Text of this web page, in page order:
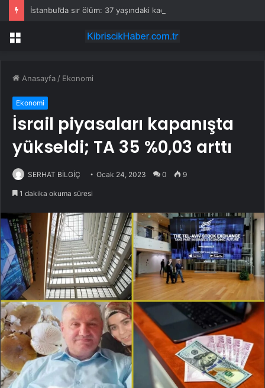
Menü
Anasayfa / Ekonomi
Ekonomi
İsrail piyasaları kapanışta
yükseldi; TA 35 %0,03 arttı
SERHAT BİLGİÇ Ocak 24, 2023 0 9
1 dakika okuma süresi